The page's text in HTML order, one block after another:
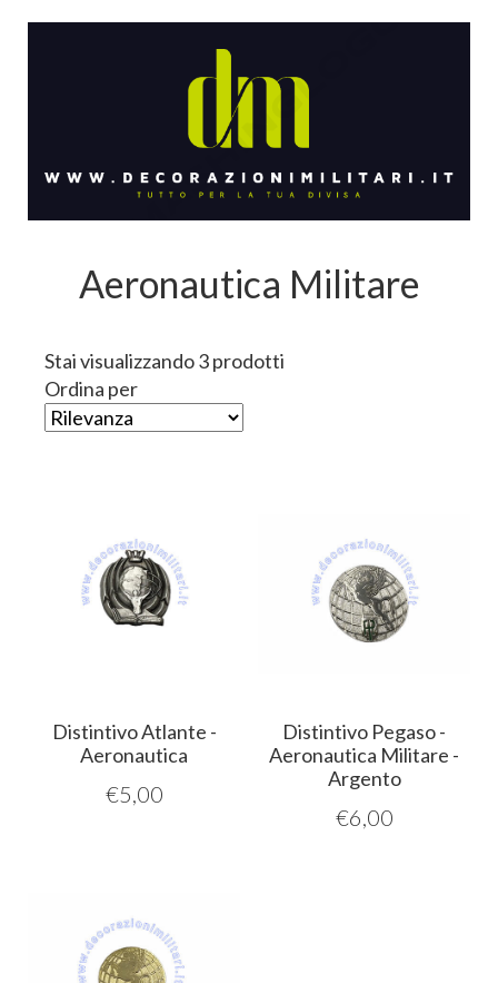
Aeronautica Militare
Stai visualizzando 3 prodotti
Ordina per
Distintivo Atlante -
Aeronautica
€5,00
Distintivo Pegaso -
Aeronautica Militare -
Argento
€6,00